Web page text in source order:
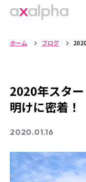
ホーム ブログ
2020年スタ
明けに密着！
2020.01.16